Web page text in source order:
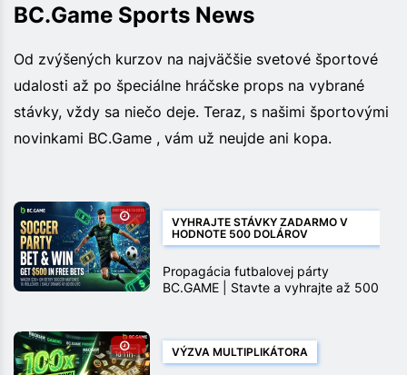
BC.Game Sports News
Od zvýšených kurzov na najväčšie svetové športové
udalosti až po špeciálne hráčske props na vybrané
stávky, vždy sa niečo deje. Teraz, s našimi športovými
novinkami BC.Game , vám už neujde ani kopa.
VYHRAJTE STÁVKY ZADARMO V
HODNOTE 500 DOLÁROV
Propagácia futbalovej párty
BC.GAME | Stavte a vyhrajte až 500
VÝZVA MULTIPLIKÁTORA